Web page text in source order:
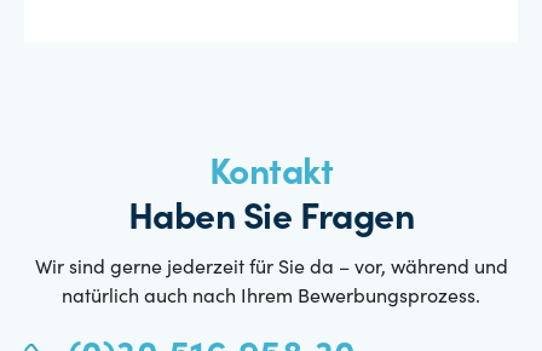
Kontakt
Haben Sie Fragen
Wir sind gerne jederzeit für Sie da – vor, während und
natürlich auch nach Ihrem Bewerbungsprozess.